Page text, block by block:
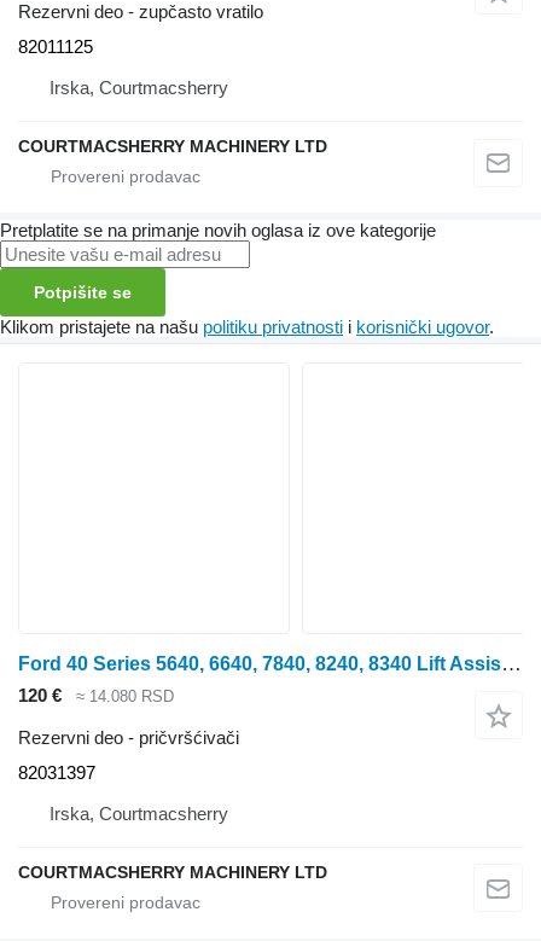
Rezervni deo - zupčasto vratilo
82011125
Irska, Courtmacsherry
COURTMACSHERRY MACHINERY LTD
Pretplatite se na primanje novih oglasa iz ove kategorije
Potpišite se
Klikom pristajete na našu politiku privatnosti i korisnički ugovor.
Ford 40 Series 5640, 6640, 7840, 8240, 8340 Lift Assistor Bracket Lhs 82031397 za traktora točkaša
120 € ≈ 14.080 RSD
Rezervni deo - pričvršćivači
82031397
Irska, Courtmacsherry
COURTMACSHERRY MACHINERY LTD